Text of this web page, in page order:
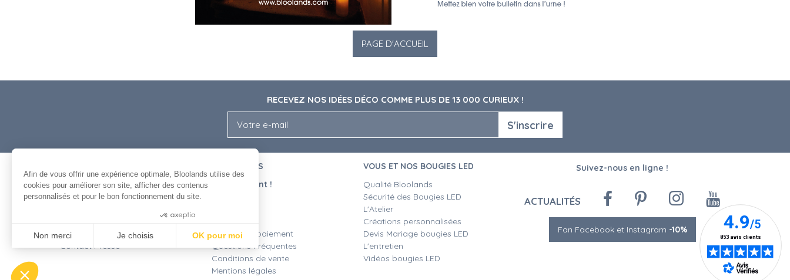
RECEVEZ NOS IDÉES DÉCO COMME PLUS DE 13 000 CURIEUX !
S'inscrire
L'équipe
L'histoire de Bloolands
Nos publications
Contact Presse
ENTRE NOUS
Recrutement !
Moyens de paiement
Questions Fréquentes
Conditions de vente
Mentions légales
VOUS ET NOS BOUGIES LED
Qualité Bloolands
Sécurité des Bougies LED
L'Atelier
Créations personnalisées
Devis Mariage bougies LED
L'entretien
Vidéos bougies LED
Suivez-nous en ligne !
ACTUALITÉS
Fan Facebook et Instagram -10%
Afin de vous offrir une expérience optimale, Bloolands utilise des
cookies pour améliorer son site, afficher des contenus
personnalisés et pour le bon fonctionnement du site.
Non merci Je choisis OK pour moi
Axeptio consent
Plateforme de Gestion du Consentement : Personnalisez vos Options
Notre plateforme vous permet d'adapter et de gérer vos paramètres de confidentialité, en garantissant la conformité avec les réglementations. Personnalisez vos préférences pour contrôler la manière